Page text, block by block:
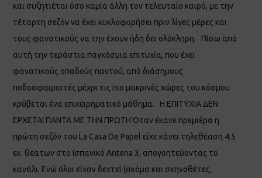
και συζητιέται όσο καμία άλλη τον τελευταίο καιρό, με την
τέταρτη σεζόν να έχει κυκλοφορήσει πριν λίγες μέρες και
τους φανατικούς να την έχουν ήδη δει ολόκληρη. Πίσω από
αυτή την τεράστια παγκόσμια επιτυχία, που έχει
φανατικούς οπαδούς παντού, από διάσημους
ποδοσφαιριστές μέχρι τις πιο μακρινές χώρες του κόσμου
κρύβεται ένα επιχειρηματικό μάθημα. Η ΕΠΙΤΥΧΙΑ ΔΕΝ
ΕΡΧΕΤΑΙ ΠΑΝΤΑ ΜΕ ΤΗΝ ΠΡΩΤΗ Όταν έκανε πρεμιέρα η
πρώτη σεζόν του La Casa De Papel είχε κάνει τηλεθέαση 4,5
εκ. θεατων στο Ισπανικό Antena 3, απογοητεύοντας το
κανάλι. Ενώ όλοι είχαν δεχτεί (ακόμα και σκηνοθέτες,